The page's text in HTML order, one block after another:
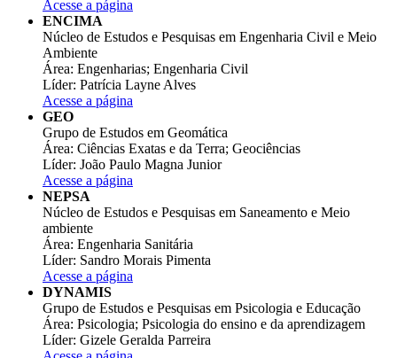
Acesse a página
ENCIMA
Núcleo de Estudos e Pesquisas em Engenharia Civil e Meio
Ambiente
Área: Engenharias; Engenharia Civil
Líder: Patrícia Layne Alves
Acesse a página
GEO
Grupo de Estudos em Geomática
Área: Ciências Exatas e da Terra; Geociências
Líder: João Paulo Magna Junior
Acesse a página
NEPSA
Núcleo de Estudos e Pesquisas em Saneamento e Meio
ambiente
Área: Engenharia Sanitária
Líder: Sandro Morais Pimenta
Acesse a página
DYNAMIS
Grupo de Estudos e Pesquisas em Psicologia e Educação
Área: Psicologia; Psicologia do ensino e da aprendizagem
Líder: Gizele Geralda Parreira